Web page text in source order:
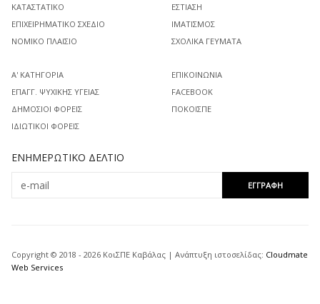
ΚΑΤΑΣΤΑΤΙΚΌ
ΕΠΙΧΕΙΡΗΜΑΤΙΚΌ ΣΧΈΔΙΟ
ΝΟΜΙΚΌ ΠΛΑΊΣΙΟ
ΕΣΤΊΑΣΗ
ΙΜΑΤΙΣΜΌΣ
ΣΧΟΛΙΚΆ ΓΕΎΜΑΤΑ
Α' ΚΑΤΗΓΟΡΊΑ
ΕΠΑΓΓ. ΨΥΧΙΚΉΣ ΥΓΕΊΑΣ
ΔΗΜΌΣΙΟΙ ΦΟΡΕΊΣ
ΙΔΙΩΤΙΚΟΊ ΦΟΡΕΊΣ
ΕΠΙΚΟΙΝΩΝΊΑ
FACEBOOK
ΠΟΚΟΙΣΠΕ
ΕΝΗΜΕΡΩΤΙΚΌ ΔΕΛΤΊΟ
Copyright © 2018 - 2026 ΚοιΣΠΕ Καβάλας | Ανάπτυξη ιστοσελίδας: Cloudmate
Web Services